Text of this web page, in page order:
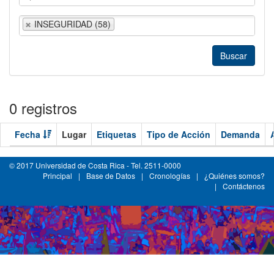
INSEGURIDAD (58)
0 registros
Fecha Lugar Etiquetas Tipo de Acción Demanda
© 2017 Universidad de Costa Rica - Tel. 2511-0000
Principal
| Base de Datos | Cronologías |
¿Quiénes somos?
|
Contáctenos